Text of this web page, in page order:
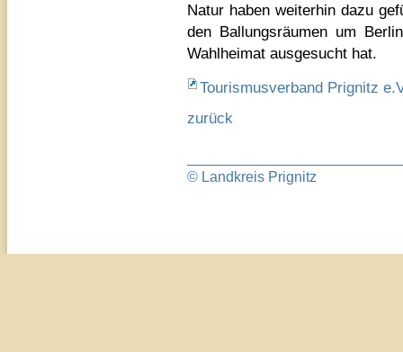
Natur haben weiterhin dazu
den Ballungsräumen um
Wahlheimat ausgesucht hat.
Tourismusverband Prignitz
zurück
© Landkreis Prignitz